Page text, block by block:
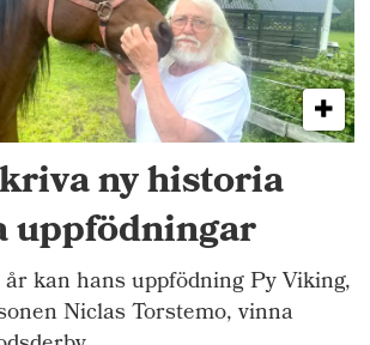
ny historia
uppfödningar
kan hans uppfödning Py Viking,
Niclas Torstemo, vinna